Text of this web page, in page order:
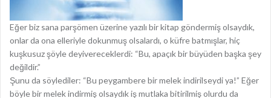
Eğer biz sana parşömen üzerine yazılı bir kitap göndermiş olsaydık,
onlar da ona elleriyle dokunmuş olsalardı, o küfre batmışlar, hiç
kuşkusuz şöyle deyivereceklerdi: “Bu, apaçık bir büyüden başka şey
değildir.”
Şunu da söylediler: “Bu peygambere bir melek indirilseydi ya!” Eğer
böyle bir melek indirmiş olsaydık iş mutlaka bitirilmiş olurdu da